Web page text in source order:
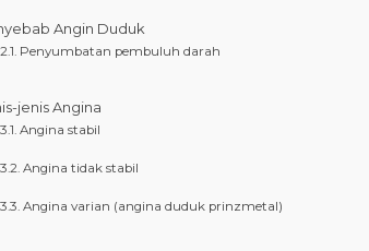
Angin Duduk
Penyumbatan pembuluh darah
jenis Angina
Angina stabil
Angina tidak stabil
Angina varian (angina duduk prinzmetal)